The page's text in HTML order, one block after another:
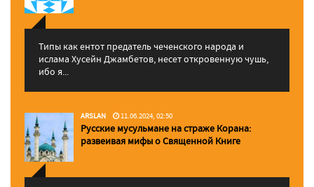
Типы как ентот предатель чеченского народа и
ислама Хусейн Джамбетов, несет откровенную чушь,
ибо я...
ARSLAN 11.06.2024, 02:50
Русские мусульмане на страже Корана:
pазвеивая мифы о Священной Книге